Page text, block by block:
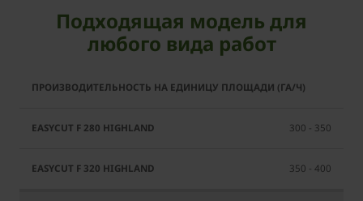
Подходящая модель для
любого вида работ
EasyCut
Highland
EasyCut
Highland
300 - 350
350 - 400